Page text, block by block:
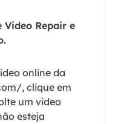
Video Repair e
online da
, clique em
um vídeo
esteja